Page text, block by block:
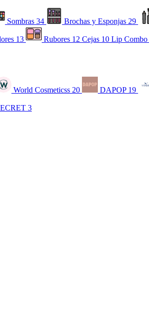
Sombras 34 Brochas y Esponjas 29
13 Rubores 12 Cejas 10 Lip Combo
World Cosmeticss 20 DAPOP 19
3